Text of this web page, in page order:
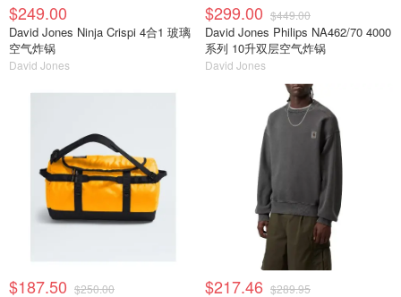
$249.00
David Jones Ninja Crispi 4合1 玻璃
空气炸锅
David Jones
$299.00 $449.00
David Jones Philips NA462/70 4000
系列 10升双层空气炸锅
David Jones
$187.50 $250.00 $217.46 $289.95